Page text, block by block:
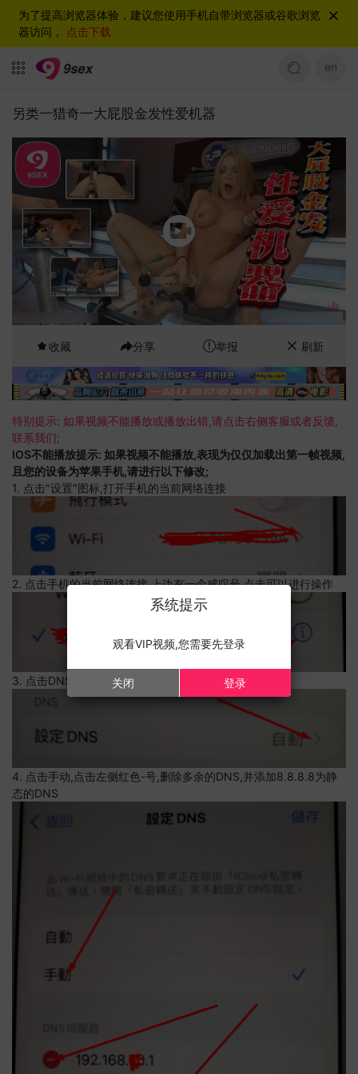
为了提高浏览器体验，建议您使用手机自带浏览器或谷歌浏览
器访问， 点击下载
en
另类一猎奇一大屁股金发性爱机器
收藏 分享 举报 刷新
特别提示: 如果视频不能播放或播放出错,请点击右侧客服或者反馈,
联系我们;
IOS不能播放提示: 如果视频不能播放,表现为仅仅加载出第一帧视频,
且您的设备为苹果手机,请进行以下修改;
1. 点击"设置"图标,打开手机的当前网络连接
2. 点击手机的当前网络连接,上边有一个感叹号,点击可以进行操作
3. 点击DNS设置
4. 点击手动,点击左侧红色-号,删除多余的DNS,并添加8.8.8.8为静
态的DNS
系统提示
观看VIP视频,您需要先登录
关闭 登录